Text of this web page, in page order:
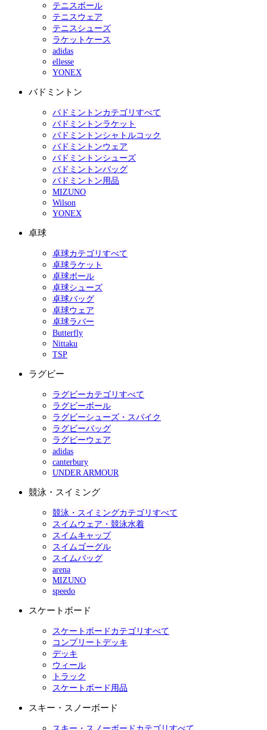
テニスボール
テニスウェア
テニスシューズ
ラケットケース
adidas
ellesse
YONEX
バドミントン
バドミントンカテゴリすべて
バドミントンラケット
バドミントンシャトルコック
バドミントンウェア
バドミントンシューズ
バドミントンバッグ
バドミントン用品
MIZUNO
Wilson
YONEX
卓球
卓球カテゴリすべて
卓球ラケット
卓球ボール
卓球シューズ
卓球バッグ
卓球ウェア
卓球ラバー
Butterfly
Nittaku
TSP
ラグビー
ラグビーカテゴリすべて
ラグビーボール
ラグビーシューズ・スパイク
ラグビーバッグ
ラグビーウェア
adidas
canterbury
UNDER ARMOUR
競泳・スイミング
競泳・スイミングカテゴリすべて
スイムウェア・競泳水着
スイムキャップ
スイムゴーグル
スイムバッグ
arena
MIZUNO
speedo
スケートボード
スケートボードカテゴリすべて
コンプリートデッキ
デッキ
ウィール
トラック
スケートボード用品
スキー・スノーボード